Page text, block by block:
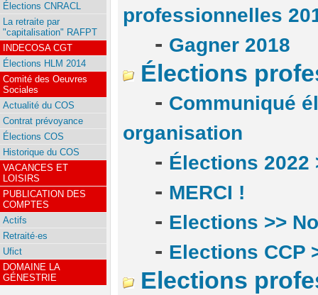
professionnelles
- Gagner 2018
Élections
- Communiqué
organisation
- Élections 2022
- MERCI !
- Elections >>
- Elections CCP
Elections
Élections CNRACL
La retraite par
"capitalisation" RAFPT
INDECOSA CGT
Élections HLM 2014
Comité des Oeuvres
Sociales
Actualité du COS
Contrat prévoyance
Élections COS
Historique du COS
VACANCES ET
LOISIRS
PUBLICATION DES
COMPTES
Actifs
Retraité·es
Ufict
DOMAINE LA
GÉNESTRIE